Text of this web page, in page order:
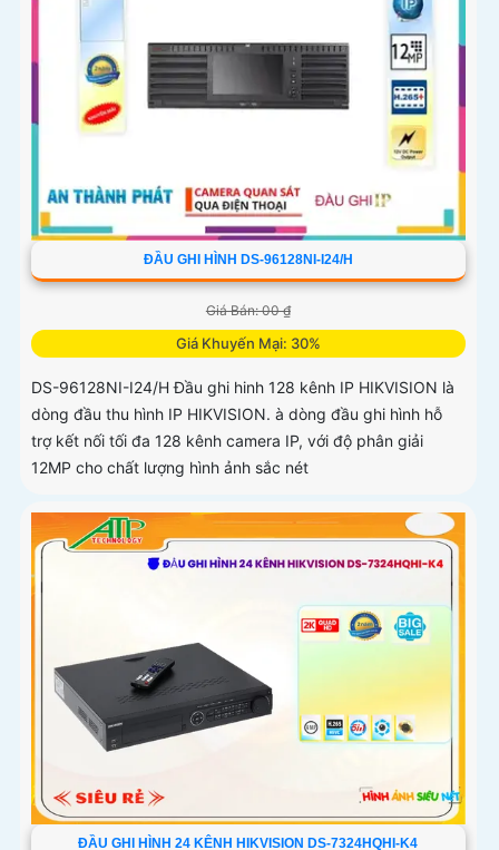
ĐẦU GHI HÌNH DS-96128NI-I24/H
Giá Bán: 00 ₫
Giá Khuyến Mại: 30%
DS-96128NI-I24/H Đầu ghi hinh 128 kênh IP HIKVISION là
dòng đầu thu hình IP HIKVISION. à dòng đầu ghi hình hỗ
trợ kết nối tối đa 128 kênh camera IP, với độ phân giải
12MP cho chất lượng hình ảnh sắc nét
ĐẦU GHI HÌNH 24 KÊNH HIKVISION DS-7324HQHI-K4